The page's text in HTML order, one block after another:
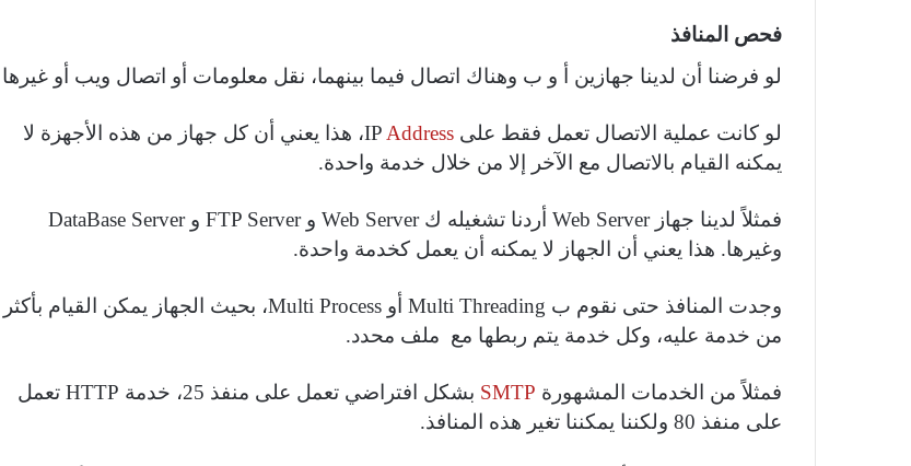
فحص المنافذ
لو فرضنا أن لدينا جهازين أ و ب وهناك اتصال فيما بينهما، نقل معلومات أو اتصال ويب أو غيرها
لو كانت عملية الاتصال تعمل فقط على IP Address
، هذا يعني أن كل جهاز من هذه الأجهزة لا
يمكنه القيام بالاتصال مع الآخر إلا من خلال خدمة واحدة.
فمثلاً لدينا جهازWeb Server أردنا تشغيله كWeb Server وFTP Server وDataBase Server
وغيرها. هذا يعني أن الجهاز لا يمكنه أن يعمل كخدمة واحدة.
وجدت المنافذ حتى نقوم ب Multi Threading أو Multi Process، بحيث الجهاز يمكن القيام بأكثر
من خدمة عليه، وكل خدمة يتم ربطها مع ملف محدد.
فمثلاً من الخدمات المشهورة SMTP بشكل افتراضي تعمل على منفذ 25، خدمة HTTP تعمل
على منفذ 80 ولكننا يمكننا تغير هذه المنافذ.